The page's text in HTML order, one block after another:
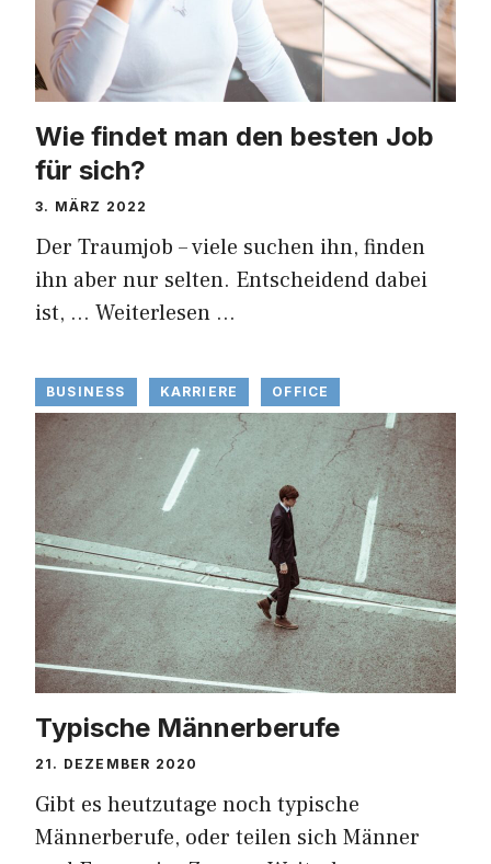
Wie findet man den besten Job
für sich?
3. MÄRZ 2022
Der Traumjob – viele suchen ihn, finden
ihn aber nur selten. Entscheidend dabei
ist, … Weiterlesen …
BUSINESS KARRIERE OFFICE
Typische Männerberufe
21. DEZEMBER 2020
Gibt es heutzutage noch typische
Männerberufe, oder teilen sich Männer